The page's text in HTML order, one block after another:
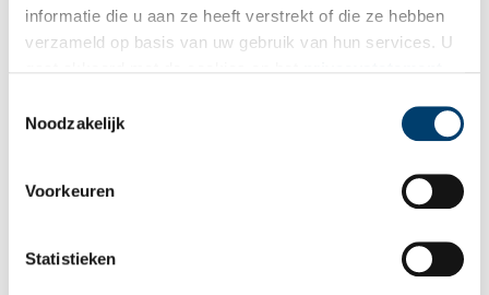
informatie die u aan ze heeft verstrekt of die ze hebben
verzameld op basis van uw gebruik van hun services. U
Noodzakelijk
Voorkeuren
Statistieken
Noord-Hollandse archieven werken aan corona-archief
Terwijl heel Nederland zijn best doet om het coronavirus
geschreven, zo blijkt uit een rondgang langs Noord-Hollandse
archieven.